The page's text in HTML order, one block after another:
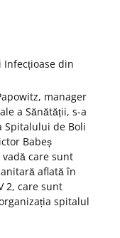
manager
a Sănătății, s-a
de Boli
Babeș
care sunt
aflată în
2, care sunt
spitalul